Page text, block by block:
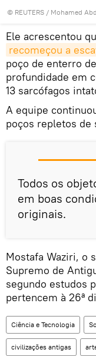
© REUTERS / Mohamed
Ele acrescentou
recomeçou a
poço de enterro
profundidade em
13 sarcófagos
A equipe
poços repletos de
Todos os
em boas
originais.
Mostafa Waziri, o
Supremo de
segundo estudos
pertencem à 26ª
Ciência e Tecnologia
civilizações antigas